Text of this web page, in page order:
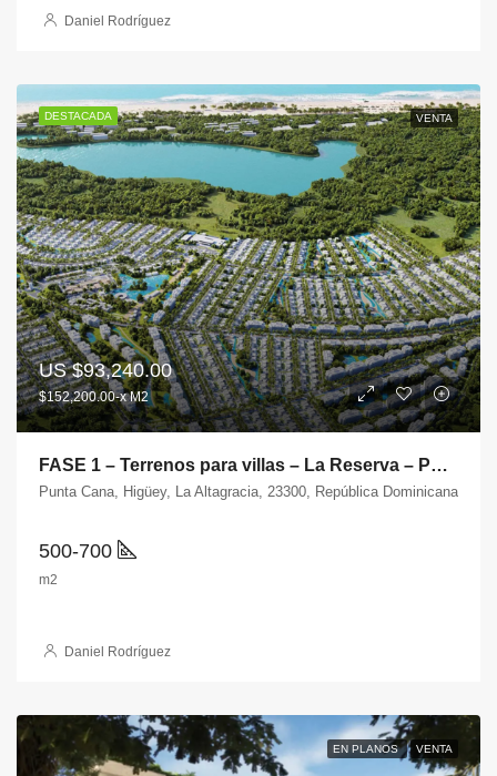
Daniel Rodríguez
DESTACADA VENTA
US$93,240.00
$152,200.00-x M2
FASE 1 – Terrenos para villas – La Reserva – Punta Cana
Punta Cana, Higüey, La Altagracia, 23300, República Dominicana
500-700
m2
Daniel Rodríguez
EN PLANOS VENTA